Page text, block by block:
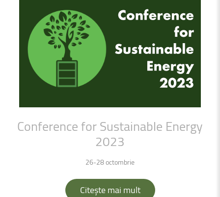
Conference forSustainable Energy
2023
26-28 octombrie
Citește mai mult